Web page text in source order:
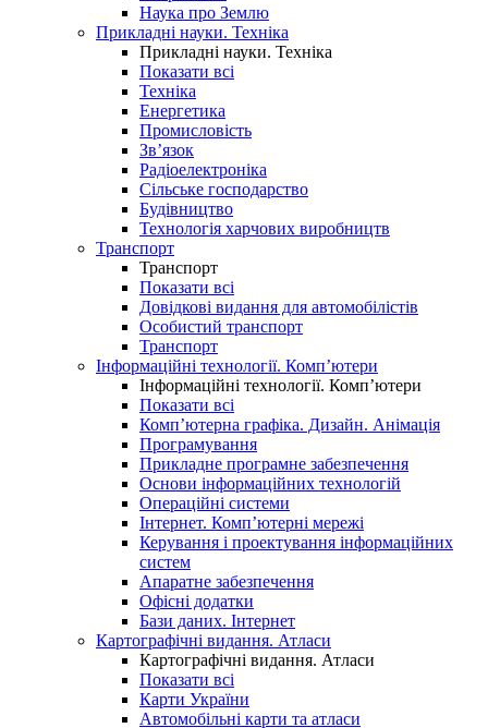
Наука про Землю
Прикладні науки. Техніка
Прикладні науки. Техніка
Показати всі
Техніка
Енергетика
Промисловість
Зв’язок
Радіоелектроніка
Сільське господарство
Будівництво
Технологія харчових виробництв
Транспорт
Транспорт
Показати всі
Довідкові видання для автомобілістів
Особистий транспорт
Транспорт
Інформаційні технології. Комп’ютери
Інформаційні технології. Комп’ютери
Показати всі
Комп’ютерна графіка. Дизайн. Анімація
Програмування
Прикладне програмне забезпечення
Основи інформаційних технологій
Операційні системи
Інтернет. Комп’ютерні мережі
Керування і проектування інформаційних
систем
Апаратне забезпечення
Офісні додатки
Бази даних. Інтернет
Картографічні видання. Атласи
Картографічні видання. Атласи
Показати всі
Карти України
Автомобільні карти та атласи